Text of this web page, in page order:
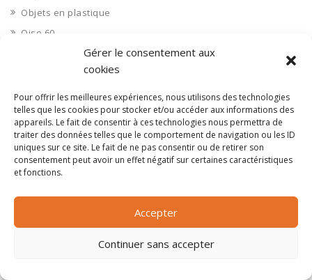
Gérer le consentement aux
cookies
Pour offrir les meilleures expériences, nous utilisons des technologies
telles que les cookies pour stocker et/ou accéder aux informations des
appareils. Le fait de consentir à ces technologies nous permettra de
traiter des données telles que le comportement de navigation ou les ID
uniques sur ce site. Le fait de ne pas consentir ou de retirer son
consentement peut avoir un effet négatif sur certaines caractéristiques
et fonctions.
Accepter
Continuer sans accepter
Objets en plastique
Oise 60
Opérateur télécom
Opérateurs télécom
Optique
Ordinateurs
Orne 61
Ouvrages d’art
Paramédical, compléments alimentaires
Paris 75